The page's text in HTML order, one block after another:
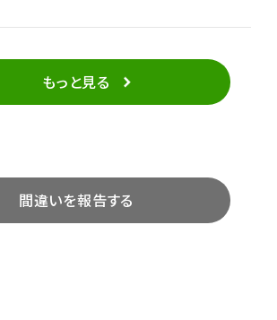
飯を頼もうかな。ただ調理をお一人
く先客がいる時は多少時間がかかる
もっと見る
間違いを報告する